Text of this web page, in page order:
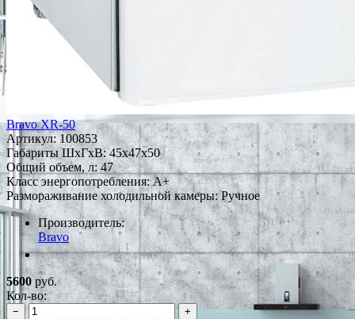
Bravo XR-50
Артикул:100853
Габариты ШxГxВ: 45x47x50
Общий объем, л: 47
Класс энергопотребления: A+
Размораживание холодильной камеры: Ручное
Производитель:
Bravo
*Наличие уточняйте у менеджера
5600руб.
Кол-во:
−
+